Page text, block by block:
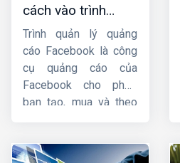
cách nhắm mục tiêu
chi tiết trong quảng
cáo facebook. Mời
các bạn cùng theo dõi
nhá.
cách vào trình
quản lý quảng cáo
trên facebook
Trình quản lý quảng
cáo Facebook là công
cụ quảng cáo của
Facebook cho phép
bạn tạo, mua và theo
sẽ cung cấp cho bạn